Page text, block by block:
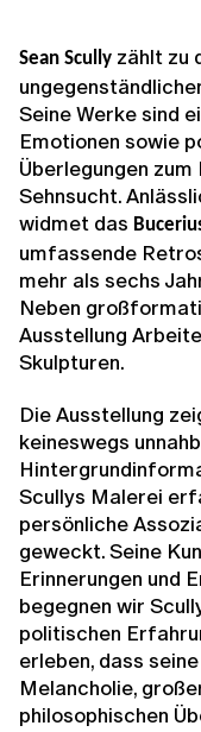
Sean Scully zählt zu
Seine Werke sind
Emotionen sowie
Überlegungen
Sehnsucht.
widmet das
umfassende
mehr als sechs
Neben
Ausstellung
Skulpturen.
Die Ausstellung
keineswegs
Scullys Malerei
persönliche
geweckt. Seine
Erinnerungen und
begegnen wir
politischen
erleben, dass
Melancholie,
philosophischen